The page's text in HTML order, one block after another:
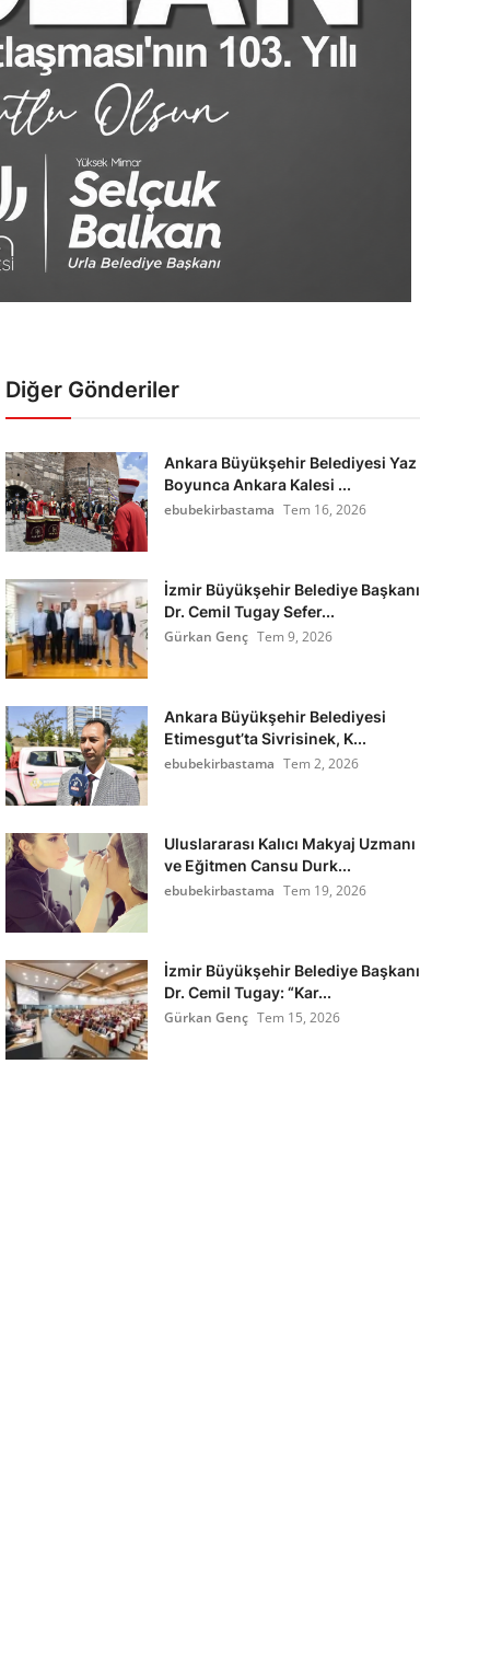
Diğer Gönderiler
Ankara Büyükşehir Belediyesi Yaz
Boyunca Ankara Kalesi ...
ebubekirbastama Tem 16, 2026
İzmir Büyükşehir Belediye Başkanı
Dr. Cemil Tugay Sefer...
Gürkan Genç Tem 9, 2026
Ankara Büyükşehir Belediyesi
Etimesgut’ta Sivrisinek, K...
ebubekirbastama Tem 2, 2026
Uluslararası Kalıcı Makyaj Uzmanı
ve Eğitmen Cansu Durk...
ebubekirbastama Tem 19, 2026
İzmir Büyükşehir Belediye Başkanı
Dr. Cemil Tugay: “Kar...
Gürkan Genç Tem 15, 2026